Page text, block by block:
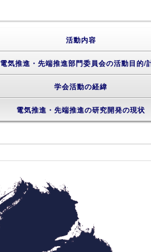
活動内容
電気推進・先端推進部門委員会の活動目的/
学会活動の経緯
電気推進・先端推進の研究開発の現状